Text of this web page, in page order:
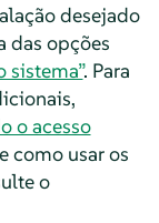
desejado
das opções
sistema”. Para
o acesso
como usar os
o